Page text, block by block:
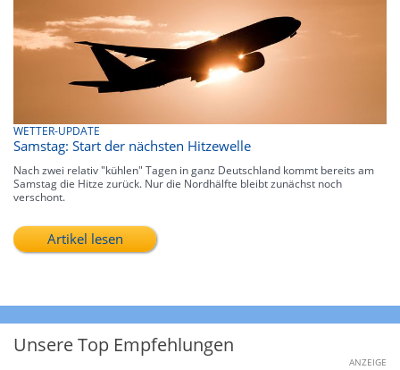
WETTER-UPDATE
Samstag: Start der nächsten Hitzewelle
Nach zwei relativ "kühlen" Tagen in ganz Deutschland kommt bereits am
Samstag die Hitze zurück. Nur die Nordhälfte bleibt zunächst noch
verschont.
Artikel lesen
Unsere Top Empfehlungen
ANZEIGE